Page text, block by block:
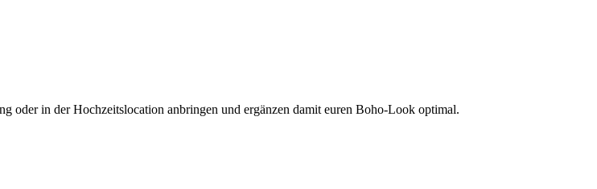
oder in der Hochzeitslocation anbringen und ergänzen damit euren Boho-Look optimal.